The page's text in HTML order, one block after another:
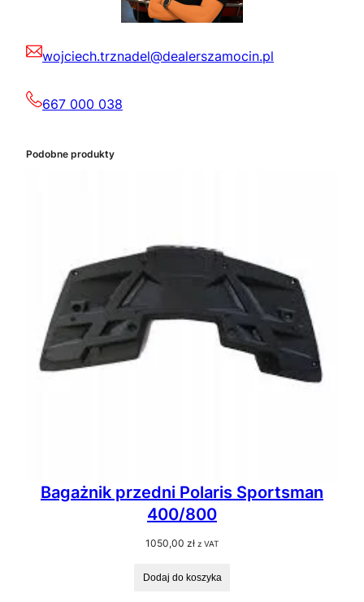
wojciech.trznadel@dealerszamocin.pl
667 000 038
Podobne produkty
Bagażnik przedni Polaris Sportsman
400/800
1050,00 zł z VAT
Dodaj do koszyka